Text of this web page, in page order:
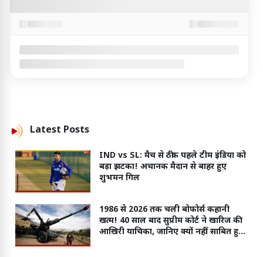
Latest Posts
IND vs SL: मैच से ठीक पहले टीम इंडिया को
बड़ा झटका! अचानक मैदान से बाहर हुए
शुभमन गिल
1986 से 2026 तक चली बोफोर्स कहानी
खत्म! 40 साल बाद सुप्रीम कोर्ट ने खारिज की
आखिरी याचिका, जानिए क्यों नहीं साबित हुए